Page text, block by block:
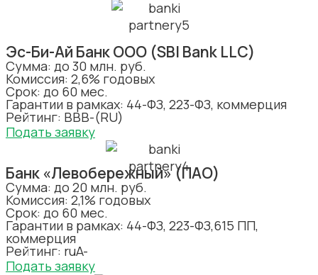
Эс-Би-Ай Банк ООО (SBI Bank LLC)
Сумма: до 30 млн. руб.
Комиссия: 2,6% годовых
Срок: до 60 мес.
Гарантии в рамках: 44-ФЗ, 223-ФЗ, коммерция
Рейтинг: ВВВ-(RU)
Подать заявку
Банк «Левобережный» (ПАО)
Сумма: до 20 млн. руб.
Комиссия: 2,1% годовых
Срок: до 60 мес.
Гарантии в рамках: 44-ФЗ, 223-ФЗ,615 ПП,
коммерция
Рейтинг: ruA-
Подать заявку